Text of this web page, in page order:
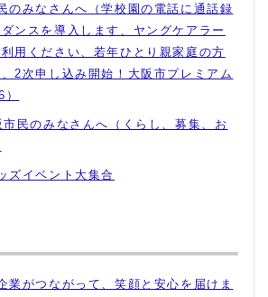
のみなさんへ（学校園の電話に通話録
ンスを導入します、ヤングケアラー
用ください、若年ひとり親家庭の方
2次申し込み開始！大阪市プレミアム
市民のみなさんへ（くらし、募集、お
ズイベント大集合
業がつながって、笑顔と安心を届けま